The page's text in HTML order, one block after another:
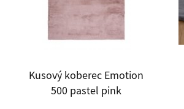
Kusový koberec Emotion
500 pastel pink